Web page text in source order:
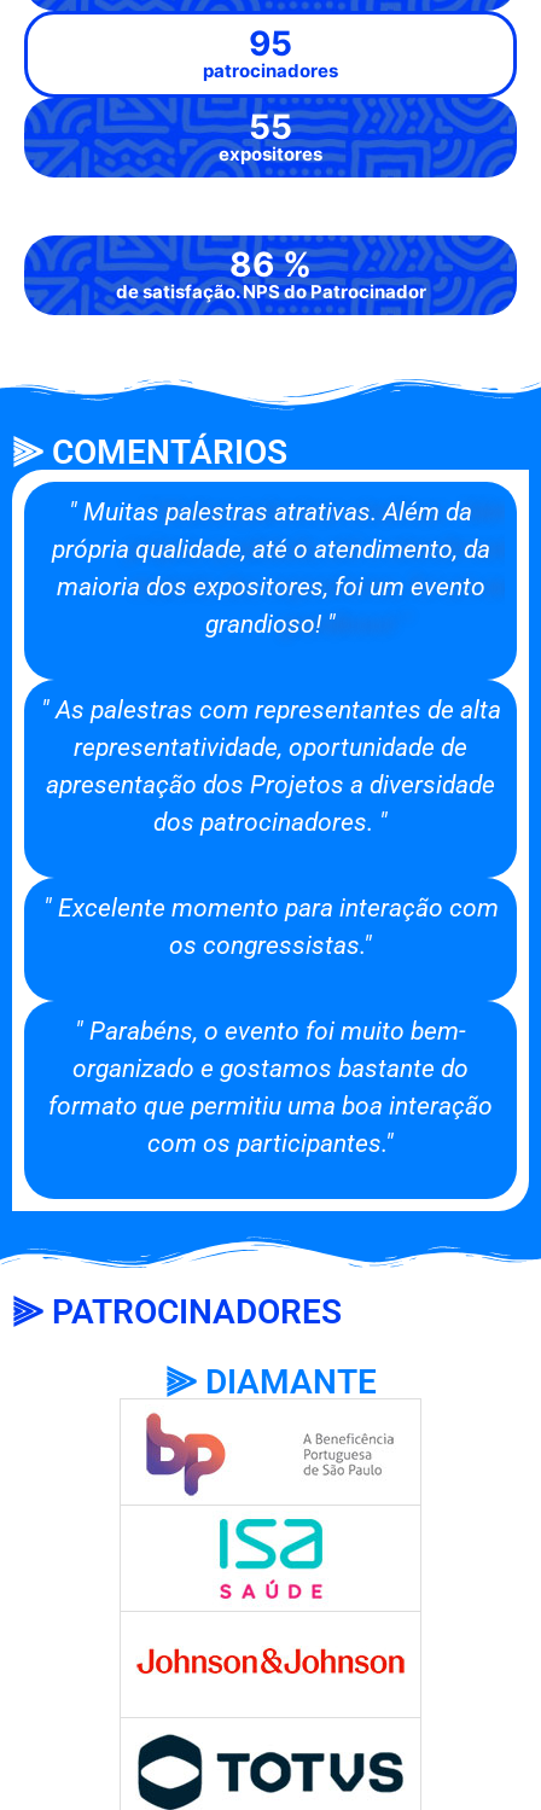
97
patrocinadores
57
expositores
88%
de satisfação. NPS do Patrocinador
⫸ COMENTÁRIOS
" Muitas palestras atrativas. Além da
própria qualidade, até o atendimento, da
maioria dos expositores, foi um evento
grandioso! "
" As palestras com representantes de alta
representatividade, oportunidade de
apresentação dos Projetos a diversidade
dos patrocinadores. "
" Excelente momento para interação com
os congressistas."
" Parabéns, o evento foi muito bem-
organizado e gostamos bastante do
formato que permitiu uma boa interação
com os participantes."
⫸ PATROCINADORES
⫸ DIAMANTE